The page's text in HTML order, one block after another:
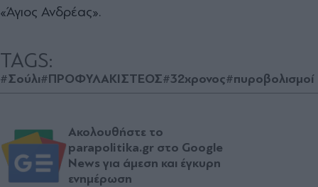
«Άγιος Ανδρέας».
TAGS:
#Σούλι#ΠΡΟΦΥΛΑΚΙΣΤΕΟΣ#32χρονος#πυροβολισμοί
Ακολουθήστε το
parapolitika.gr στο Google
News για άμεση και έγκυρη
ενημέρωση